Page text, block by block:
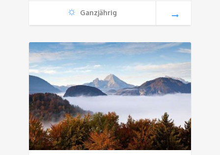
Ganzjährig